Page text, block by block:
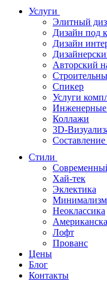
Услуги
Элитный
Дизайн под
Дизайн
Авторский
Спикер
Услуги
Инженерные
Коллажи
3D-
Составление
Стили
Хай-тек
Эклектика
Минимализм
Неоклассика
Лофт
Прованс
Цены
Блог
Контакты